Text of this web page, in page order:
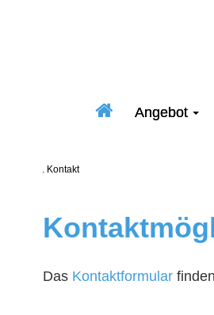
Angebot
. Kontakt
Das Kontaktformular